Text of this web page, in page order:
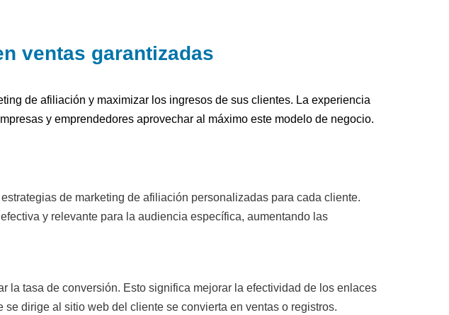
ventas garantizadas
de afiliación y maximizar los ingresos de sus clientes. La experiencia
y emprendedores aprovechar al máximo este modelo de negocio.
de marketing de afiliación personalizadas para cada cliente.
y relevante para la audiencia específica, aumentando las
la tasa de conversión. Esto significa mejorar la efectividad de los enlaces
dirige al sitio web del cliente se convierta en ventas o registros.